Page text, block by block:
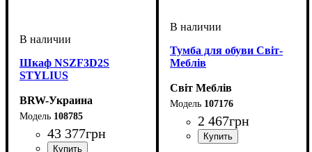
Шкаф NSZF3D2S
STYLIUS
BRW-Украина
108785
43 377грн
Тумба для обуви Світ-
Меблів
Світ Меблів
107176
2 467грн